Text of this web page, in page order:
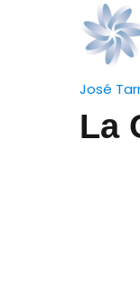
José
La